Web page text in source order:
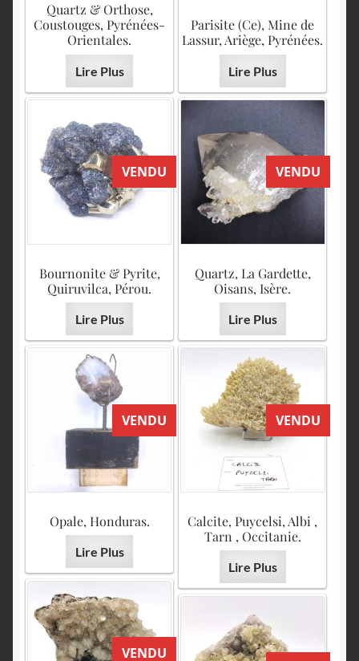
Quartz & Orthose,
Coustouges, Pyrénées-
Orientales.
Lire Plus
Parisite (Ce), Mine de
Lassur, Ariège, Pyrénées.
Lire Plus
VENDU
Bournonite & Pyrite,
Quiruvilca, Pérou.
Lire Plus
VENDU
Quartz, La Gardette,
Oisans, Isère.
Lire Plus
VENDU
Opale, Honduras.
Lire Plus
VENDU
Calcite, Puycelsi, Albi ,
Tarn , Occitanie.
Lire Plus
VENDU